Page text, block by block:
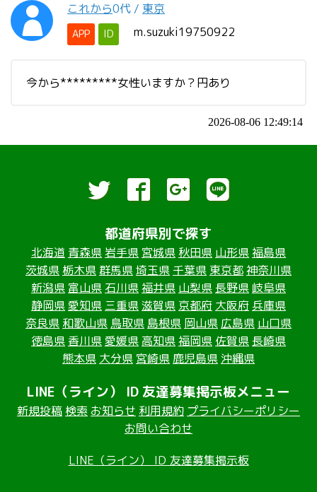
これから0代 / 東京
APP ID m.suzuki19750922
今から*********女性いますか？円あり
2026-08-06 12:49:14
都道府県別で探す
北海道 青森県岩手県 宮城県 秋田県 山形県福島県
茨城県栃木県群馬県埼玉県 千葉県 東京都神奈川県
新潟県 富山県 石川県福井県 山梨県長野県 岐阜県
静岡県愛知県 三重県滋賀県 京都府 大阪府兵庫県
奈良県 和歌山県 鳥取県 島根県 岡山県 広島県 山口県
徳島県 香川県愛媛県 高知県福岡県 佐賀県長崎県
熊本県 大分県 宮崎県 鹿児島県 沖縄県
LINE（ライン） ID 友達募集掲示板メニュー
新規投稿 検索 お知らせ 利用規約 プライバシーポリシー
お問い合わせ
LINE（ライン） ID 友達募集掲示板